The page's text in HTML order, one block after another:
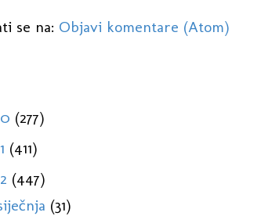
se na: Objavi komentare (Atom)
(277)
(411)
(447)
(31)